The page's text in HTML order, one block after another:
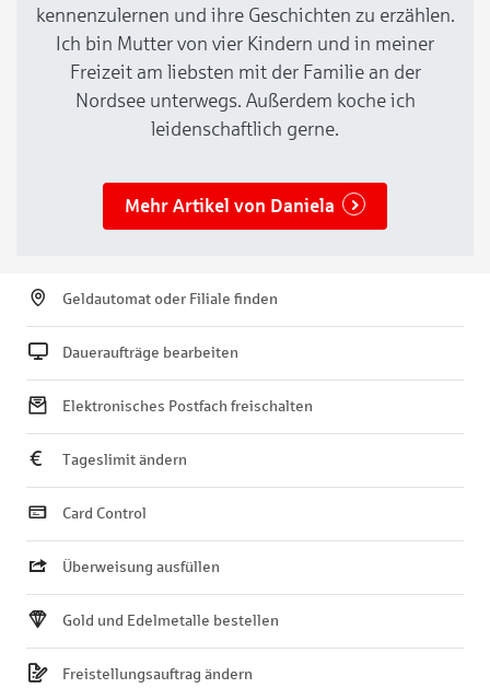
kennenzulernen und ihre Geschichten zu erzählen.
Ich bin Mutter von vier Kindern und in meiner
Freizeit am liebsten mit der Familie an der
Nordsee unterwegs. Außerdem koche ich
leidenschaftlich gerne.
Mehr Artikel von Daniela
Geldautomat oder Filiale finden
Daueraufträge bearbeiten
Elektronisches Postfach freischalten
Tageslimit ändern
Card Control
Überweisung ausfüllen
Gold und Edelmetalle bestellen
Freistellungsauftrag ändern